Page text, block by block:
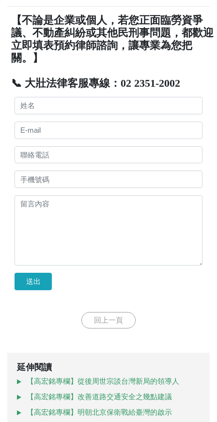
【不論是企業或個人，若您正面臨勞資爭
議、不動產糾紛或其他民刑事問題，都歡迎
立即填表預約律師諮詢，讓專業為您把
關。】
📞 大壯法律客服專線：02 2351-2002
送出
回上一頁
延伸閱讀
【高宏銘專欄】從後周世宗談台灣新局的領導人
【高宏銘專欄】改善道路交通安全之幾點建議
【高宏銘專欄】明朝北京保衛戰給臺灣的啟示